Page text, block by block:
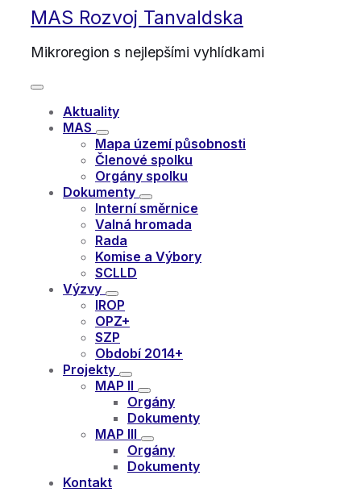
content
main
navigation
footer
MAS Rozvoj Tanvaldska
Mikroregion s nejlepšími vyhlídkami
Aktuality
MAS
Mapa území působnosti
Členové spolku
Orgány spolku
Dokumenty
Interní směrnice
Valná hromada
Rada
Komise a Výbory
SCLLD
Výzvy
IROP
OPZ+
SZP
Období 2014+
Projekty
MAP II
Orgány
Dokumenty
MAP III
Orgány
Dokumenty
Kontakt